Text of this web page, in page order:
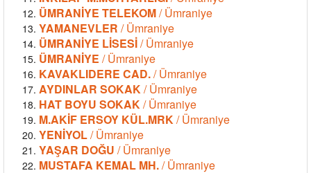
ÜMRANİYE TELEKOM/ Ümraniye
YAMANEVLER / Ümraniye
ÜMRANİYE LİSESİ/ Ümraniye
ÜMRANİYE / Ümraniye
KAVAKLIDERE CAD./ Ümraniye
AYDINLAR SOKAK/ Ümraniye
HAT BOYU SOKAK/ Ümraniye
M.AKİF ERSOY KÜL.MRK/ Ümraniye
YENİYOL/ Ümraniye
YAŞAR DOĞU / Ümraniye
MUSTAFA KEMAL MH./ Ümraniye